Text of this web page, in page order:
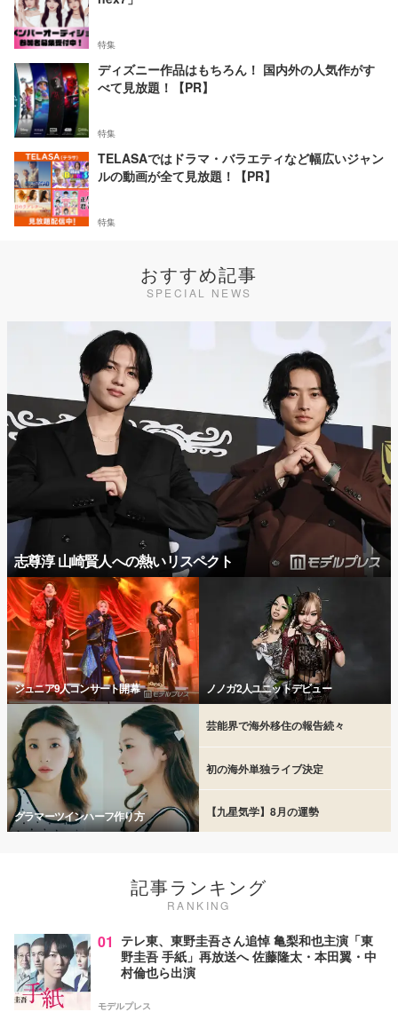
特集
ディズニー作品はもちろん！ 国内外の人気作がす
べて見放題！【PR】
特集
TELASAではドラマ・バラエティなど幅広いジャン
ルの動画が全て見放題！【PR】
特集
おすすめ記事
SPECIAL NEWS
志尊淳 山崎賢人への熱いリスペクト
ジュニア9人コンサート開幕 ノノガ2人ユニットデビュー
グラマーツインハーフ作り方
芸能界で海外移住の報告続々
初の海外単独ライブ決定
【九星気学】8月の運勢
記事ランキング
RANKING
01 テレ東、東野圭吾さん追悼 亀梨和也主演「東
野圭吾 手紙」再放送へ 佐藤隆太・本田翼・中
村倫也ら出演
モデルプレス